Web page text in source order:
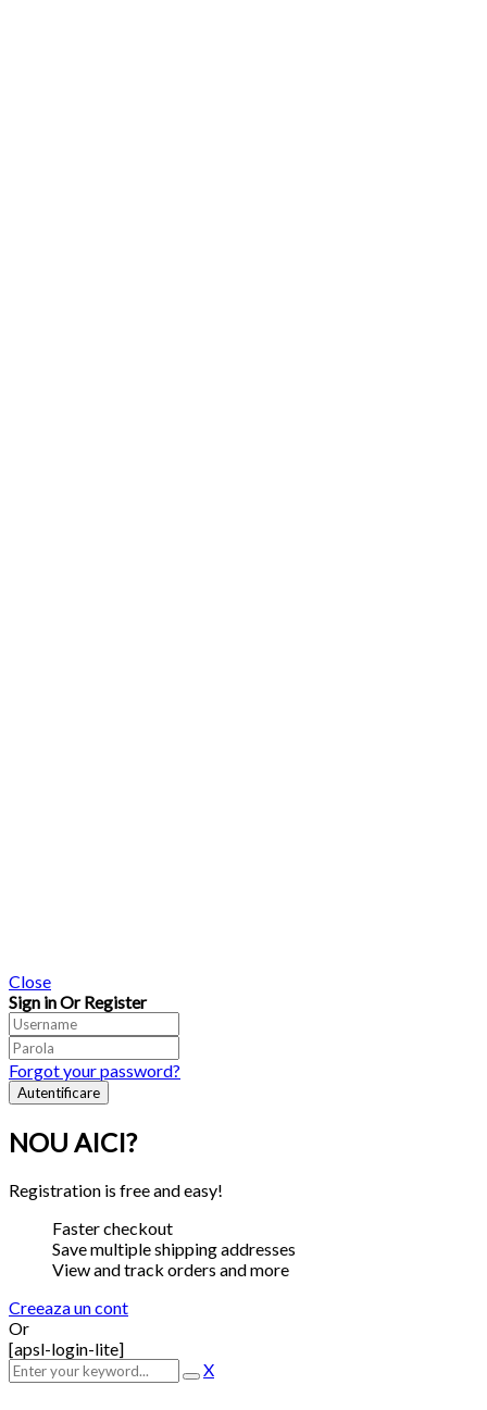
Close
Sign in Or Register
Forgot your password?
NOU AICI?
Registration is free and easy!
Faster checkout
Save multiple shipping addresses
View and track orders and more
Creeaza un cont
Or
[apsl-login-lite]
X